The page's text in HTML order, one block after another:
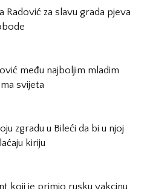
Radović za slavu grada pjeva
među najboljim mladim
svijeta
zgradu u Bileći da bi u njoj
kiriju
koji je primio rusku vakcinu